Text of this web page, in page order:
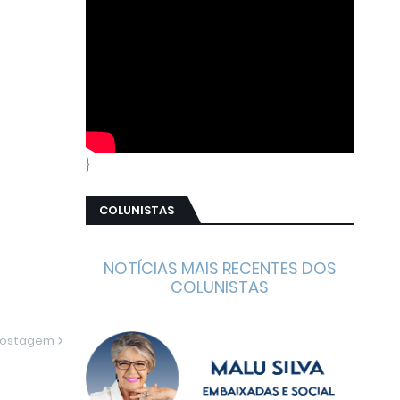
}
COLUNISTAS
NOTÍCIAS MAIS RECENTES DOS
COLUNISTAS